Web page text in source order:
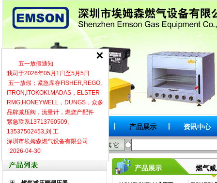
网站首页 产品展示 资讯中心
按品牌 按型号 按类别 其 它
产品展示 燃气
五一放假通知
我司于2026年05月1日至5月5日
五一放假；紧急库存FISHER,REGO,
ITRON,ITOKOKI.MADAS，ELSTER
RMG,HONEYWELL，DUNGS，众多
品牌减压阀，流量计，燃烧产配件
紧急联系13713760509,
13537502453,刘 工
深圳市埃姆森燃气设备有限公司
2026-04-30